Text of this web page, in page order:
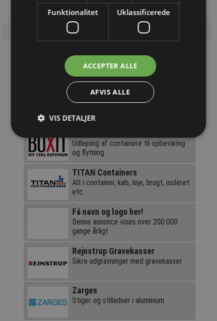
Løsninger du kan bruge!
Stenderup A/S
Dansk importør af Bobcat
Udlejning af containere til opbevaring
og flytning
TITAN Containers
Alt i container, køb, leje, brugt, isoleret
etc
Få navn og logo her!
Denne annonce vises over 200.000
gange årligt
Rejnstrup Gravekasser
Sikre udgravninger med gravekasser
Zarges
Stiger og stilladser i aluminium
Funktionalitet Uklassificerede
ACCEPTER ALLE
AFVIS ALLE
VIS DETALJER